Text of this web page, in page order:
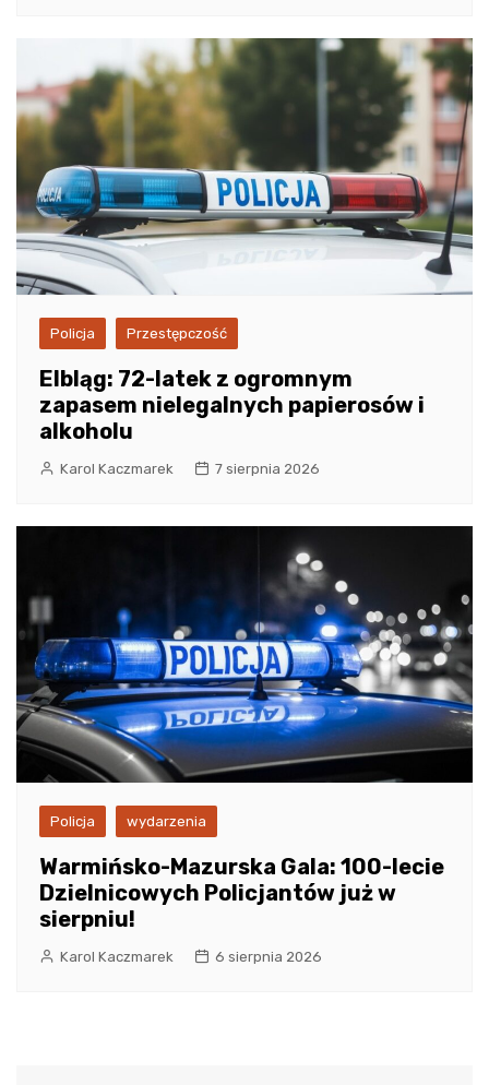
Policja Przestępczość
Elbląg: 72-latek z ogromnym
zapasem nielegalnych papierosów i
alkoholu
Karol Kaczmarek 7 sierpnia 2026
Policja wydarzenia
Warmińsko-Mazurska Gala: 100-lecie
Dzielnicowych Policjantów już w
sierpniu!
Karol Kaczmarek 6 sierpnia 2026